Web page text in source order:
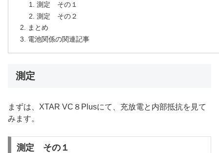
測定 その１
測定 その２
まとめ
電池関係の関連記事
測定
まずは、XTAR VC８Plusにて、充放電と内部抵抗を見て
みます。
測定 その１